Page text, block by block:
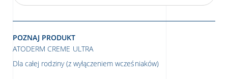
POZNAJ PRODUKT
ATODERM CREME ULTRA
Dla całej rodziny (z wyłączeniem wcześniaków)